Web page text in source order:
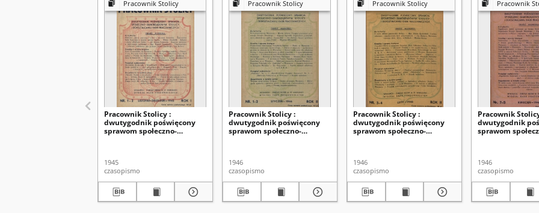
Pracownik Stolicy
Pracownik Stolicy :
dwutygodnik poświęcony
sprawom społeczno-
(1945)
1945
czasopismo
Pracownik Stolicy
Pracownik Stolicy :
dwutygodnik poświęcony
sprawom społeczno-
(1946)
1946
czasopismo
Pracownik Stolicy
Pracownik Stolicy :
dwutygodnik poświęcony
sprawom społeczno-
(1946)
1946
czasopismo
Pracownik
Pracownik
dwutygodnik
sprawom
(1946)
1946
czasopismo